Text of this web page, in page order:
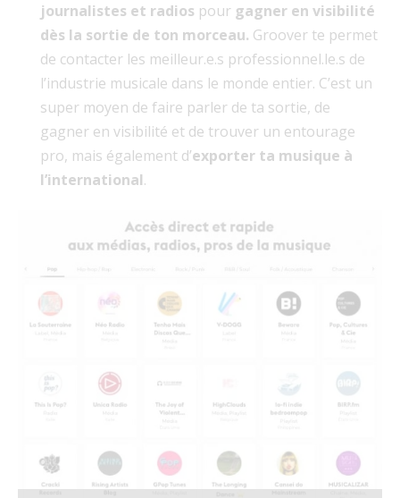
journalistes et radios pour gagner en visibilité
dès la sortie de ton morceau. Groover te permet
de contacter les meilleur.e.s professionnel.le.s de
l’industrie musicale dans le monde entier. C’est un
super moyen de faire parler de ta sortie, de
gagner en visibilité et de trouver un entourage
pro, mais également d’exporter ta musique à
l’international.